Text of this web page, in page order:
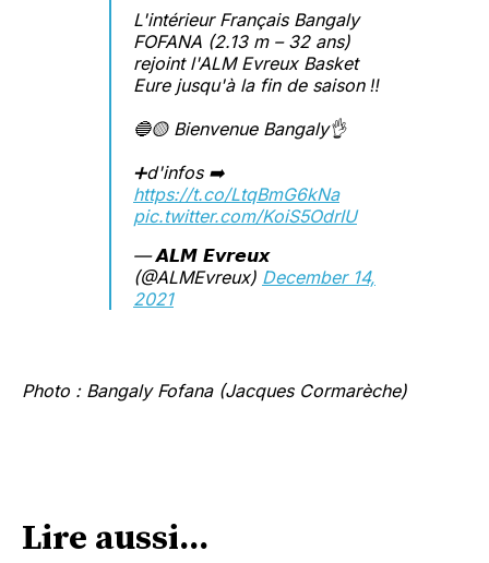
L'intérieur Français Bangaly
FOFANA (2.13 m – 32 ans)
rejoint l'ALM Evreux Basket
Eure jusqu'à la fin de saison ‼️
🔵🟡 Bienvenue Bangaly👌
➕d'infos ➡️
https://t.co/LtqBmG6kNa
pic.twitter.com/KoiS5OdrIU
— 𝘼𝙇𝙈 𝙀𝙫𝙧𝙚𝙪𝙭
(@ALMEvreux) December 14,
2021
Photo : Bangaly Fofana (Jacques Cormarèche)
Lire aussi...